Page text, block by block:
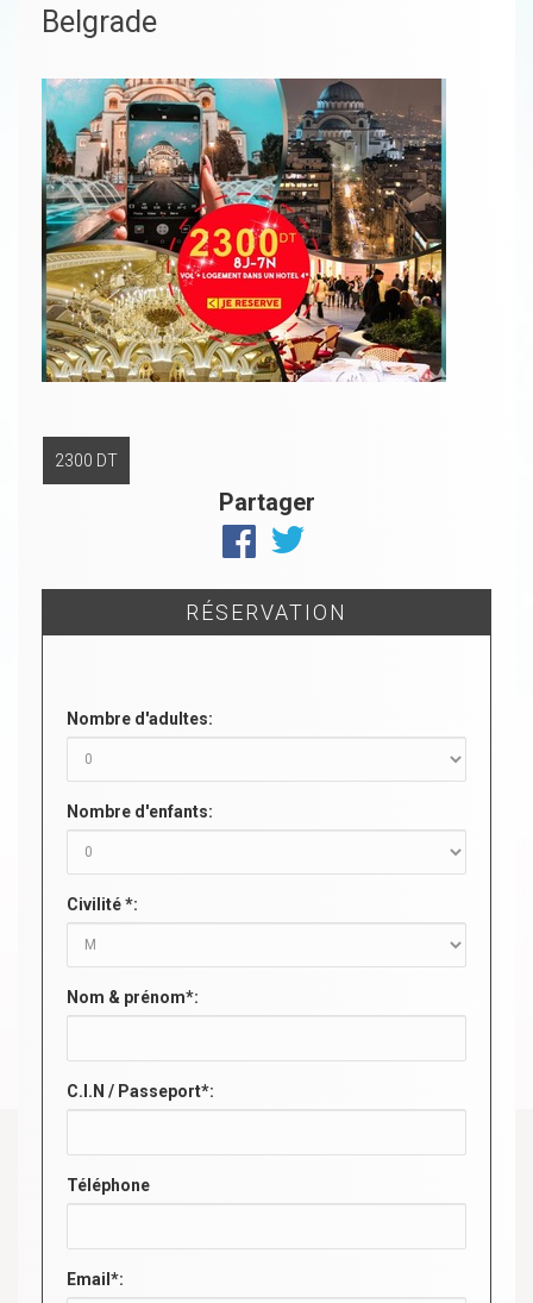
Belgrade
2300 DT
Partager
RÉSERVATION
Nombre d'adultes:
Nombre d'enfants:
Civilité *:
Nom & prénom*:
C.I.N / Passeport*:
Téléphone
Email*: